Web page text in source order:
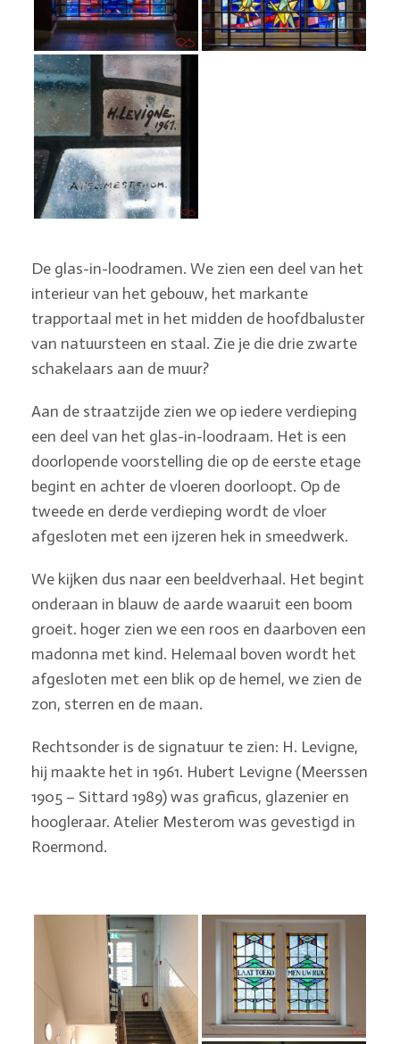
De glas-in-loodramen. We zien een deel van het
interieur van het gebouw, het markante
trapportaal met in het midden de hoofdbaluster
van natuursteen en staal. Zie je die drie zwarte
schakelaars aan de muur?
Aan de straatzijde zien we op iedere verdieping
een deel van het glas-in-loodraam. Het is een
doorlopende voorstelling die op de eerste etage
begint en achter de vloeren doorloopt. Op de
tweede en derde verdieping wordt de vloer
afgesloten met een ijzeren hek in smeedwerk.
We kijken dus naar een beeldverhaal. Het begint
onderaan in blauw de aarde waaruit een boom
groeit. hoger zien we een roos en daarboven een
madonna met kind. Helemaal boven wordt het
afgesloten met een blik op de hemel, we zien de
zon, sterren en de maan.
Rechtsonder is de signatuur te zien: H. Levigne,
hij maakte het in 1961. Hubert Levigne (Meerssen
1905 – Sittard 1989) was graficus, glazenier en
hoogleraar. Atelier Mesterom was gevestigd in
Roermond.